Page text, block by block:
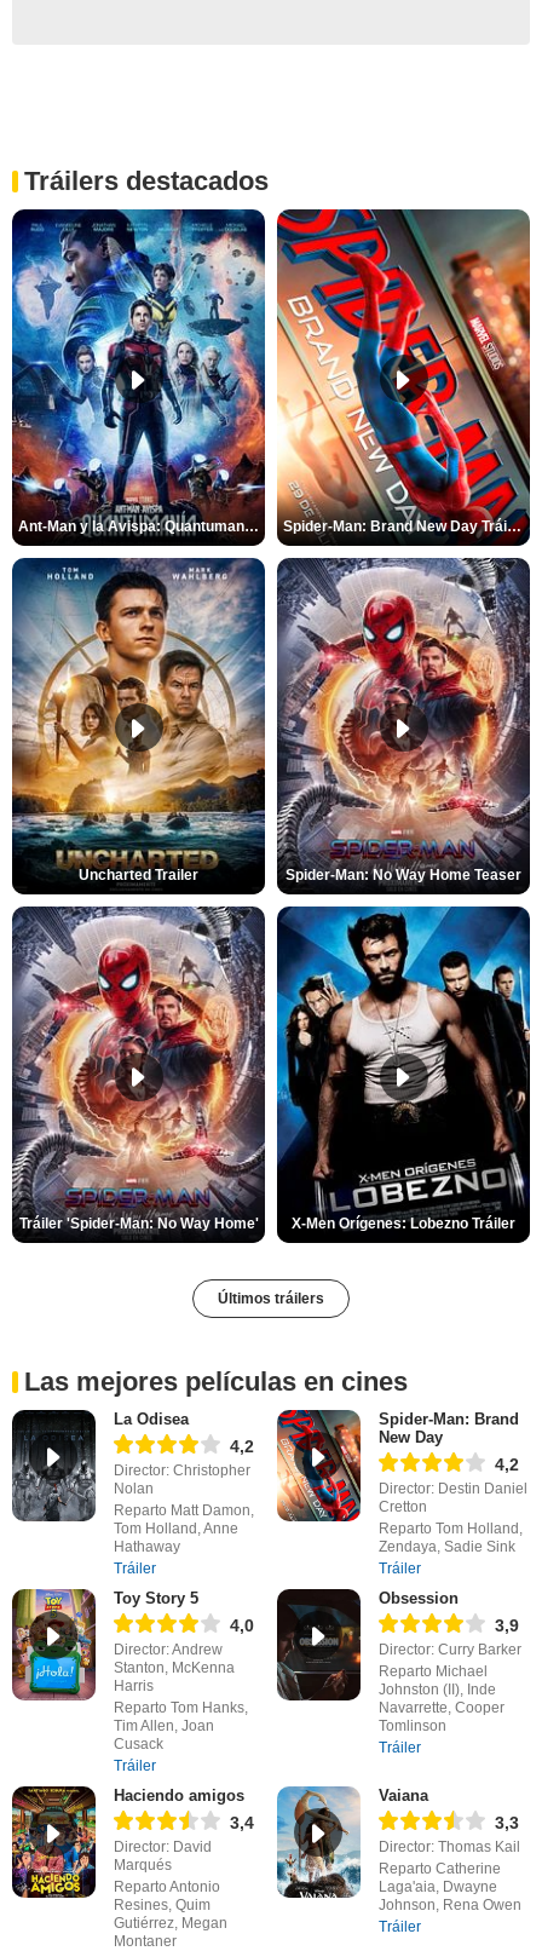
Tráilers destacados
Ant-Man y la Avispa: Quantumanía Tráiler (2) Spider-Man: Brand New Day Tráiler (3)
Uncharted Trailer Spider-Man: No Way Home Teaser
Tráiler 'Spider-Man: No Way Home' X-Men Orígenes: Lobezno Tráiler
Últimos tráilers
Las mejores películas en cines
La Odisea
4,2
Director: Christopher
Nolan
Reparto Matt Damon,
Tom Holland, Anne
Hathaway
Tráiler
Spider-Man: Brand
New Day
4,2
Director: Destin Daniel
Cretton
Reparto Tom Holland,
Zendaya, Sadie Sink
Tráiler
Toy Story 5
4,0
Director: Andrew
Stanton, McKenna
Harris
Reparto Tom Hanks,
Tim Allen, Joan
Cusack
Tráiler
Obsession
3,9
Director: Curry Barker
Reparto Michael
Johnston (II), Inde
Navarrette, Cooper
Tomlinson
Tráiler
Haciendo amigos
3,4
Director: David
Marqués
Reparto Antonio
Resines, Quim
Gutiérrez, Megan
Montaner
Vaiana
3,3
Director: Thomas Kail
Reparto Catherine
Laga'aia, Dwayne
Johnson, Rena Owen
Tráiler